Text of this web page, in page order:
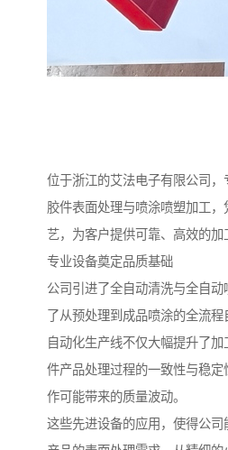
位于浙江的艾法电子有限公司
胶件表面处理与喷涂喷塑加工
艺，为客户提供可靠、高效的加
专业设备奠定品质基础
公司引进了全自动清洗与全自
了从预处理到成品喷涂的全流程
自动化生产线不仅大幅提升了
件产品处理过程的一致性与稳
作可能带来的质量波动。
这些先进设备的应用，使得公